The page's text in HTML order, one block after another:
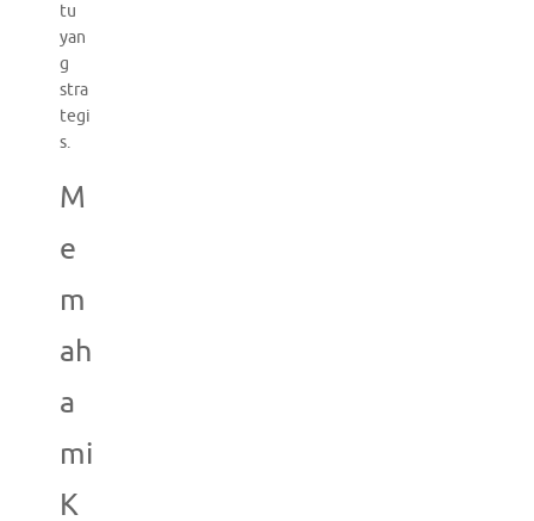
tu
yan
g
stra
tegi
s.
M
e
m
ah
a
mi
K